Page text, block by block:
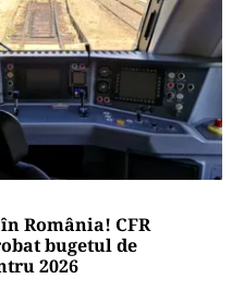
România! CFR
bugetul de
2026